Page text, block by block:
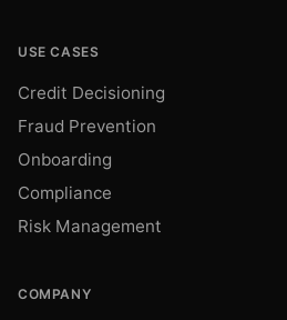
USE CASES
Credit Decisioning
Fraud Prevention
Onboarding
Compliance
Risk Management
COMPANY